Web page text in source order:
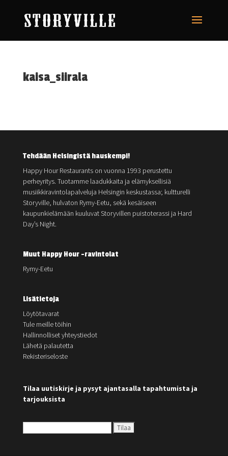
kaisa_siirala
Tehdään Helsingistä hauskempi!
Happy Hour Restaurants on vuonna 1993 perustettu
perheyritys. Tuotamme laadukkaita ja elämyksellisiä
musiikkiravintolapalveluja Helsingin keskustassa; kultturelli
Storyville, hulvaton Rymy-Eetu, sekä kesäiseen
kaupunkielämään kuuluvat Storyvillen puistoterassi ja Hard
Day’s Night.
Muut Happy Hour -ravintolat
Rymy-Eetu
Lisätietoja
Löytötavarat
Tule meille töihin
Hallinnolliset yhteystiedot
Lähetä palautetta
Rekisteriseloste
Tilaa uutiskirje ja pysyt ajantasalla tapahtumista ja
tarjouksista